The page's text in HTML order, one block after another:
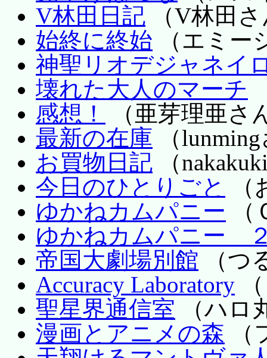
V林田日記 （V林田
始終に終始 （エミー
神聖リオデジャネイ
壊れた大人のマーチ
感想！
（亜芽理亜さ
最新の在庫 （
お買物日記 （
今日のひとりごと
（
ゆかねカムパニー （
ゆかねカムパニー
帝国大劇場別館 （つ
Accuracy Laboratory
聖星界通信室 （ハロ
漫画とアニメの森 （